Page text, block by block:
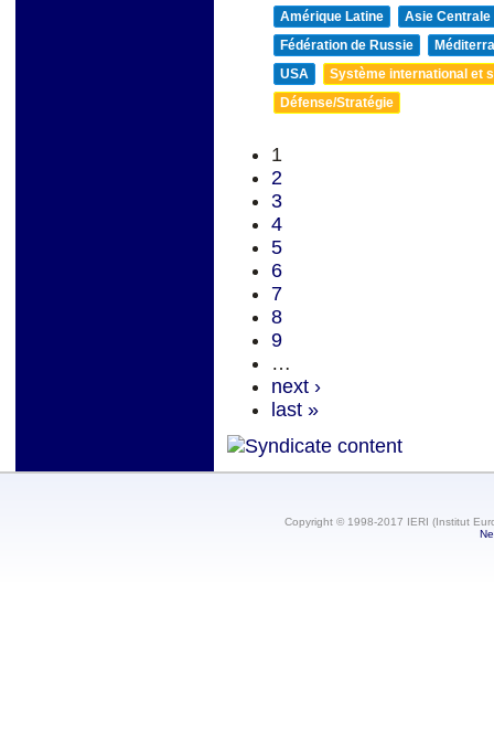
Amérique Latine
Asie Centrale
Fédération de Russie
USA
Système international et
Défense/Stratégie
1
2
3
4
5
6
7
8
9
…
next ›
last »
Copyright © 1998-2017 IERI (Institut